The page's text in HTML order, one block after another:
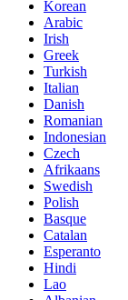
Korean
Arabic
Irish
Greek
Turkish
Italian
Danish
Romanian
Indonesian
Czech
Afrikaans
Swedish
Polish
Basque
Catalan
Esperanto
Hindi
Lao